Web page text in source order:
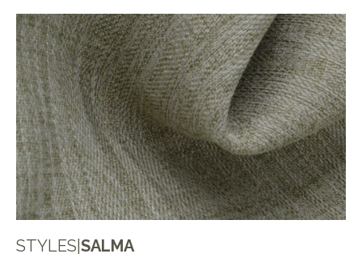
STYLES SALMA